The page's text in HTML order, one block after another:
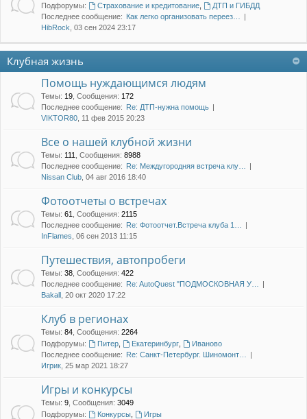
Подфорумы:
Страхование и кредитование,
ДТП и ГИБДД
Последнее сообщение: Как легко организовать переез…
HibRock , 03 сен 2024 23:17
Клубная жизнь
Помощь нуждающимся людям
Темы: 19 Сообщения: 172
Последнее сообщение: Re: ДТП-нужна помощь
VIKTOR80 , 11 фев 2015 20:23
Все о нашей клубной жизни
Темы: 111 Сообщения: 8988
Последнее сообщение: Re: Междугородняя встреча клу…
Nissan Club , 04 авг 2016 18:40
Фотоотчеты о встречах
Темы: 61 Сообщения: 2115
Последнее сообщение: Re: Фотоотчет.Встреча клуба 1…
InFlames , 06 сен 2013 11:15
Путешествия, автопробеги
Темы: 38 Сообщения: 422
Последнее сообщение: Re: AutoQuest "ПОДМОСКОВНАЯ У…
Bakall , 20 окт 2020 17:22
Клуб в регионах
Темы: 84 Сообщения: 2264
Подфорумы:
Питер, Екатеринбург,
Иваново
Последнее сообщение: Re: Санкт-Петербург. Шиномонт…
Игрик , 25 мар 2021 18:27
Игры и конкурсы
Темы: 9 Сообщения: 3049
Подфорумы:
Конкурсы,
Игры